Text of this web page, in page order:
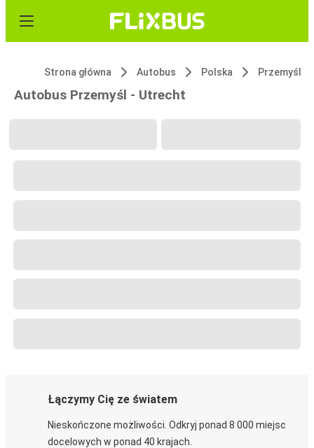
Strona główna Autobus Polska Przemyśl
Autobus Przemyśl - Utrecht
Łączymy Cię ze światem
Nieskończone możliwości. Odkryj ponad 8 000 miejsc
docelowych w ponad 40 krajach.